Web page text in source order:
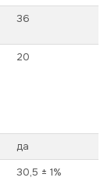
36
20
да
30,5 ± 1%